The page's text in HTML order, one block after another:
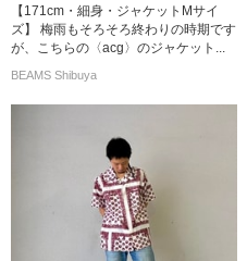
【171cm・細身・ジャケットMサイ
ズ】 梅雨もそろそろ終わりの時期です
が、こちらの〈acg〉のジャケット...
BEAMS Shibuya